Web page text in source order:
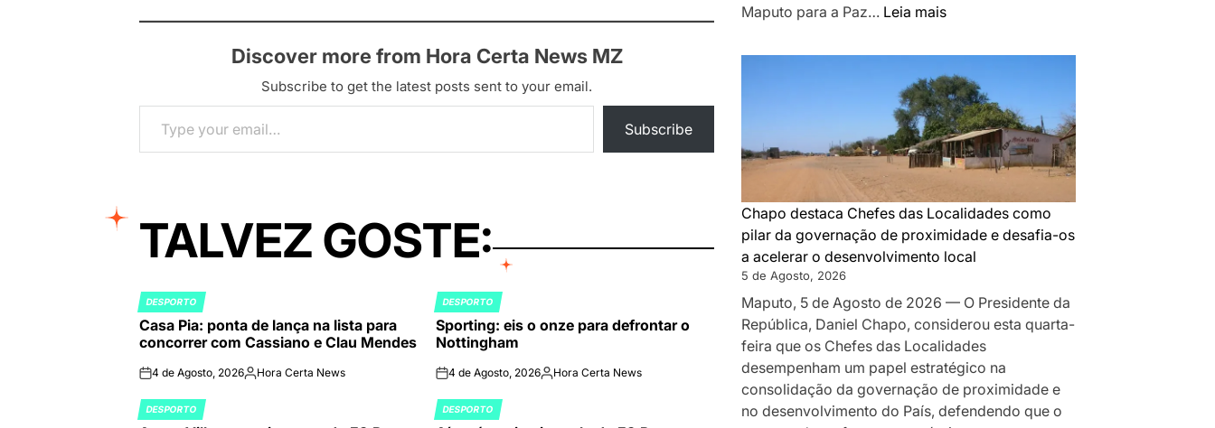
Discover more from Hora Certa News MZ
Subscribe to get the latest posts sent to your email.
Type your email…
Subscribe
TALVEZ GOSTE:
POSTED
IN
DESPORTO
Casa Pia: ponta de lança na lista para
concorrer com Cassiano e Clau Mendes
on4 de Agosto, 2026Publicado
Hora Certa News
POSTED
IN
DESPORTO
Sporting: eis o onze para defrontar o
Nottingham
on4 de Agosto, 2026Publicado
Hora Certa News
POSTED
DESPORTO
POSTED
DESPORTO
Maputo para a Paz… Leia mais:
MONTANHA
A
MAPUTO:
OS
BASTIDORES
DA
QUE
SILENCIOU
AS
MOÇAMBIQUE
Chapo destaca Chefes das Localidades como
pilar da governação de proximidade e desafia-os
a acelerar o desenvolvimento local
5 de Agosto, 2026
Maputo, 5 de Agosto de 2026 — O Presidente da
República, Daniel Chapo, considerou esta quarta-
feira que os Chefes das Localidades
desempenham um papel estratégico na
consolidação da governação de proximidade e
no desenvolvimento do País, defendendo que o